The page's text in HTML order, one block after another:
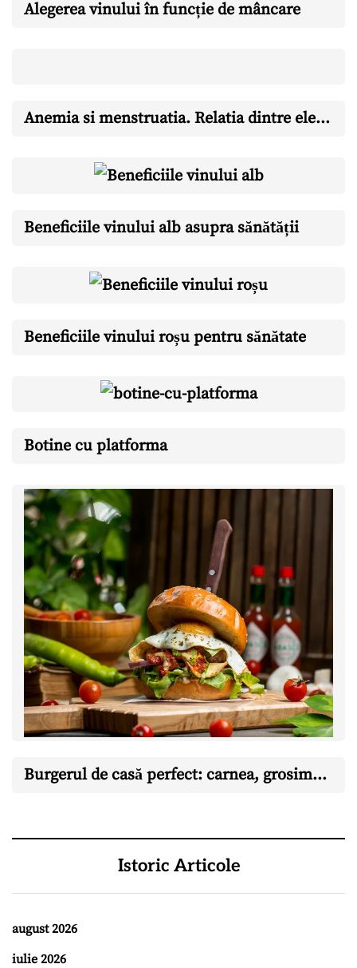
Alegerea vinului în funcție de mâncare
Anemia si menstruatia. Relatia dintre ele si ce ar trebui sa stii
Beneficiile vinului alb asupra sănătății
Beneficiile vinului roșu pentru sănătate
Botine cu platforma
Burgerul de casă perfect: carnea, grosimea și momentul în care îl întorci
Istoric Articole
august 2026
iulie 2026